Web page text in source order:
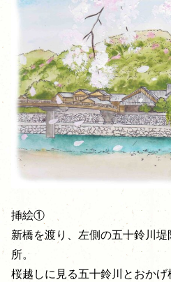
挿絵①
新橋を渡り、左側の五十鈴川
所。
桜越しに見る五十鈴川とおかげ